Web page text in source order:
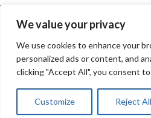
We value your privacy
We use cookies to enhance your
personalized ads or content, and
clicking "Accept All", you consent
Customize Reject All
© InSardinia 2025- Tous
Legal Notes|
Rue du Cendrier 12-14 -